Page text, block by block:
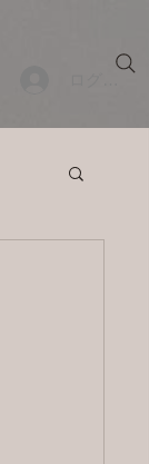
ログイン